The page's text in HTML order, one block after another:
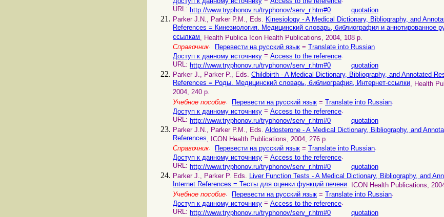
URL: http://www.tryphonov.ru/tryphonov/serv_r.htm#0
quotation
Parker J.N., Parker P.M., Eds. Kinesiology - A Medical Dictionary, Bibliography, and
References = Кинезиология. Медицинский словарь, библиография и аннотированное
ссылкам, Health Publica Icon Health Publications, 2004, 108 p.
Справочник. Перевести на русский язык = Translate into Russian
Доступ к данному источнику = Access to the reference.
URL: http://www.tryphonov.ru/tryphonov/serv_r.htm#0
quotation
Parker J., Parker P., Eds. Childbirth - A Medical Dictionary, Bibliography, and Annotated
References = Роды. Медицинский словарь, библиография, Интернет-ссылки, Health
2004, 240 p.
Учебное пособие. Перевести на русский язык = Translate into Russian.
Доступ к данному источнику = Access to the reference.
URL: http://www.tryphonov.ru/tryphonov/serv_r.htm#0
quotation
Parker J.N., Parker P.M., Eds. Aldosterone - A Medical Dictionary, Bibliography, and
References, ICON Health Publications, 2004, 276 p.
Справочник. Перевести на русский язык = Translate into Russian.
Доступ к данному источнику = Access to the reference.
URL: http://www.tryphonov.ru/tryphonov/serv_r.htm#0
quotation
Parker J., Parker P. Eds. Liver Function Tests - A Medical Dictionary, Bibliography, and
Internet References = Тесты для оценки функций печени. ICON Health Publications,
Учебное пособие. Перевести на русский язык = Translate into Russian.
Доступ к данному источнику = Access to the reference.
URL: http://www.tryphonov.ru/tryphonov/serv_r.htm#0
quotation